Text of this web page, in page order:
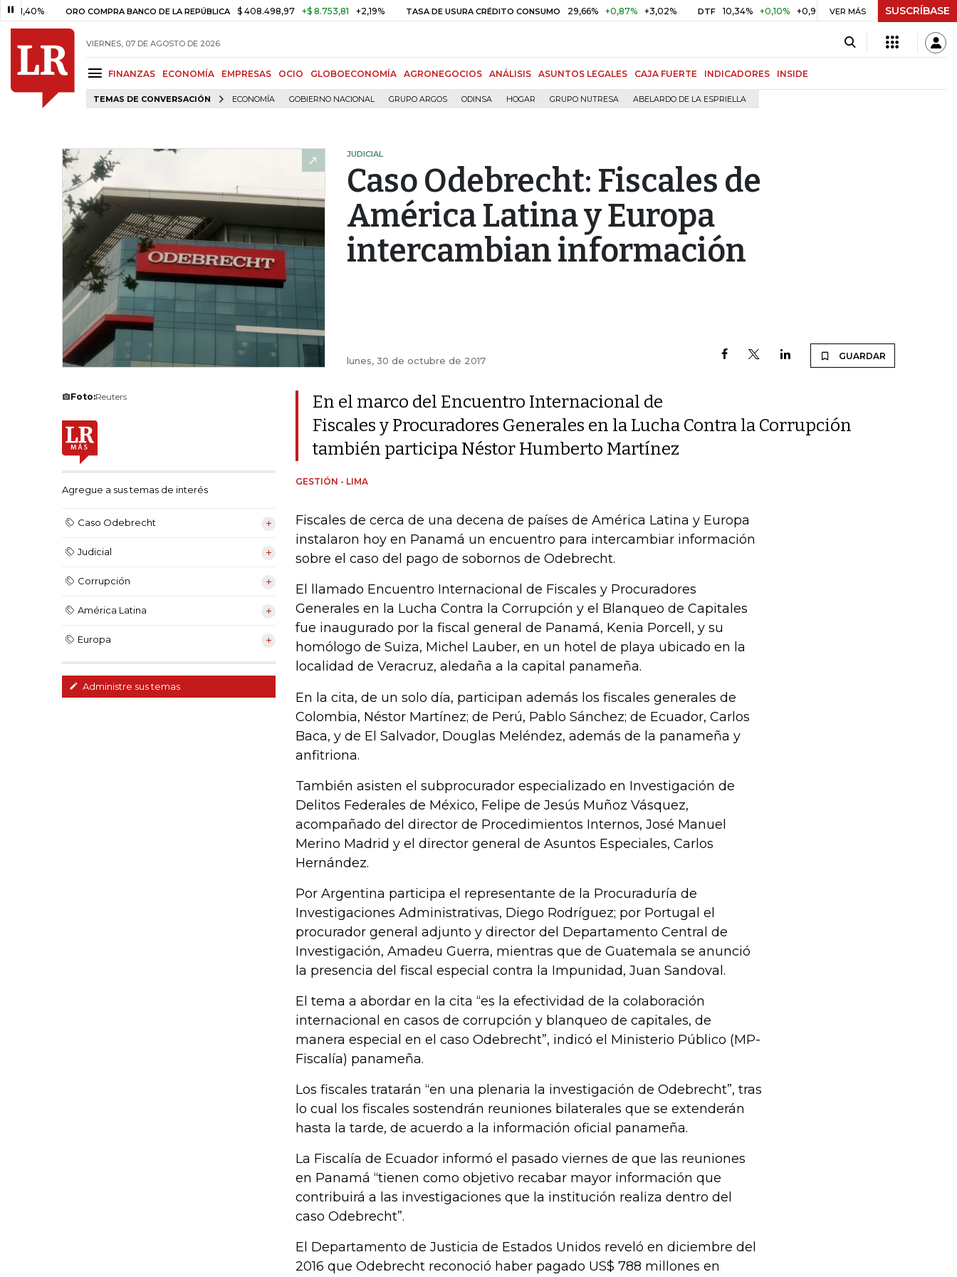
ORO COMPRA BANCO DE LA REPÚBLICA $ 408.498,97 +$ 8.753,81 +2,19% TASA DE USURA CRÉDITO CONSUMO 29,66% +0,87% +3,02% DTF 10,34% +0,10% +0,98% UVR $ 416,91 +$ 0,05 +0,01%
VER MÁS SUSCRÍBASE
VIERNES, 07 DE AGOSTO DE 2026
FINANZAS ECONOMÍA EMPRESAS OCIO GLOBOECONOMÍA AGRONEGOCIOS ANÁLISIS ASUNTOS LEGALES CAJA FUERTE INDICADORES INSIDE
TEMAS DE CONVERSACIÓN ECONOMÍA GOBIERNO NACIONAL GRUPO ARGOS ODINSA HOGAR GRUPO NUTRESA ABELARDO DE LA ESPRIELLA
JUDICIAL
Caso Odebrecht: Fiscales de
América Latina y Europa
intercambian información
lunes, 30 de octubre de 2017 GUARDAR
Foto:Reuters
Agregue a sus temas de interés
Caso Odebrecht
Judicial
Corrupción
América Latina
Europa
Administre sus temas
En el marco del Encuentro Internacional de
Fiscales y Procuradores Generales en la Lucha Contra la Corrupción
también participa Néstor Humberto Martínez
GESTIÓN - LIMA
Fiscales de cerca de una decena de países de América Latina y Europa
instalaron hoy en Panamá un encuentro para intercambiar información
sobre el caso del pago de sobornos de Odebrecht.
El llamado Encuentro Internacional de Fiscales y Procuradores
Generales en la Lucha Contra la Corrupción y el Blanqueo de Capitales
fue inaugurado por la fiscal general de Panamá, Kenia Porcell, y su
homólogo de Suiza, Michel Lauber, en un hotel de playa ubicado en la
localidad de Veracruz, aledaña a la capital panameña.
En la cita, de un solo día, participan además los fiscales generales de
Colombia, Néstor Martínez; de Perú, Pablo Sánchez; de Ecuador, Carlos
Baca, y de El Salvador, Douglas Meléndez, además de la panameña y
anfitriona.
También asisten el subprocurador especializado en Investigación de
Delitos Federales de México, Felipe de Jesús Muñoz Vásquez,
acompañado del director de Procedimientos Internos, José Manuel
Merino Madrid y el director general de Asuntos Especiales, Carlos
Hernández.
Por Argentina participa el representante de la Procuraduría de
Investigaciones Administrativas, Diego Rodríguez; por Portugal el
procurador general adjunto y director del Departamento Central de
Investigación, Amadeu Guerra, mientras que de Guatemala se anunció
la presencia del fiscal especial contra la Impunidad, Juan Sandoval.
El tema a abordar en la cita “es la efectividad de la colaboración
internacional en casos de corrupción y blanqueo de capitales, de
manera especial en el caso Odebrecht”, indicó el Ministerio Público (MP-
Fiscalía) panameña.
Los fiscales tratarán “en una plenaria la investigación de Odebrecht”, tras
lo cual los fiscales sostendrán reuniones bilaterales que se extenderán
hasta la tarde, de acuerdo a la información oficial panameña.
La Fiscalía de Ecuador informó el pasado viernes de que las reuniones
en Panamá “tienen como objetivo recabar mayor información que
contribuirá a las investigaciones que la institución realiza dentro del
caso Odebrecht”.
El Departamento de Justicia de Estados Unidos reveló en diciembre del
2016 que Odebrecht reconoció haber pagado US$ 788 millones en